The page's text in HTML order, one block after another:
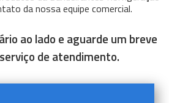
da nossa equipe comercial.
ao lado e aguarde um breve
de atendimento.